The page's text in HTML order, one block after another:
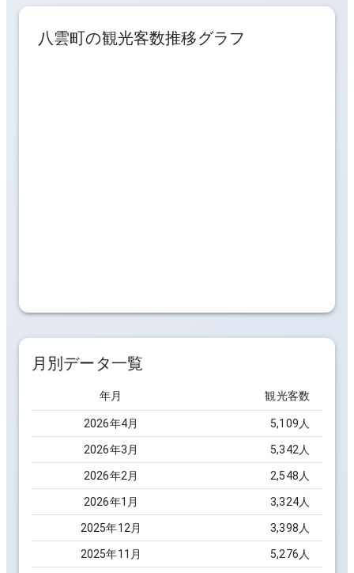
八雲町の観光客数推移グラフ
月別データ一覧
年月 観光客数
2026年4月 5,109 人
2026年3 月 5,342 人
2026年2 月 2,548 人
2026年1 月 3,324人
2025年12 月 3,398 人
2025年11 月 5,276 人